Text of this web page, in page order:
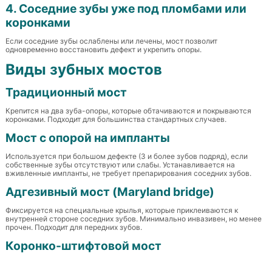
4. Соседние зубы уже под пломбами или
коронками
Если соседние зубы ослаблены или лечены, мост позволит
одновременно восстановить дефект и укрепить опоры.
Виды зубных мостов
Традиционный мост
Крепится на два зуба-опоры, которые обтачиваются и покрываются
коронками. Подходит для большинства стандартных случаев.
Мост с опорой на импланты
Используется при большом дефекте (3 и более зубов подряд), если
собственные зубы отсутствуют или слабы. Устанавливается на
вживленные импланты, не требует препарирования соседних зубов.
Адгезивный мост (Maryland bridge)
Фиксируется на специальные крылья, которые приклеиваются к
внутренней стороне соседних зубов. Минимально инвазивен, но менее
прочен. Подходит для передних зубов.
Коронко-штифтовой мост